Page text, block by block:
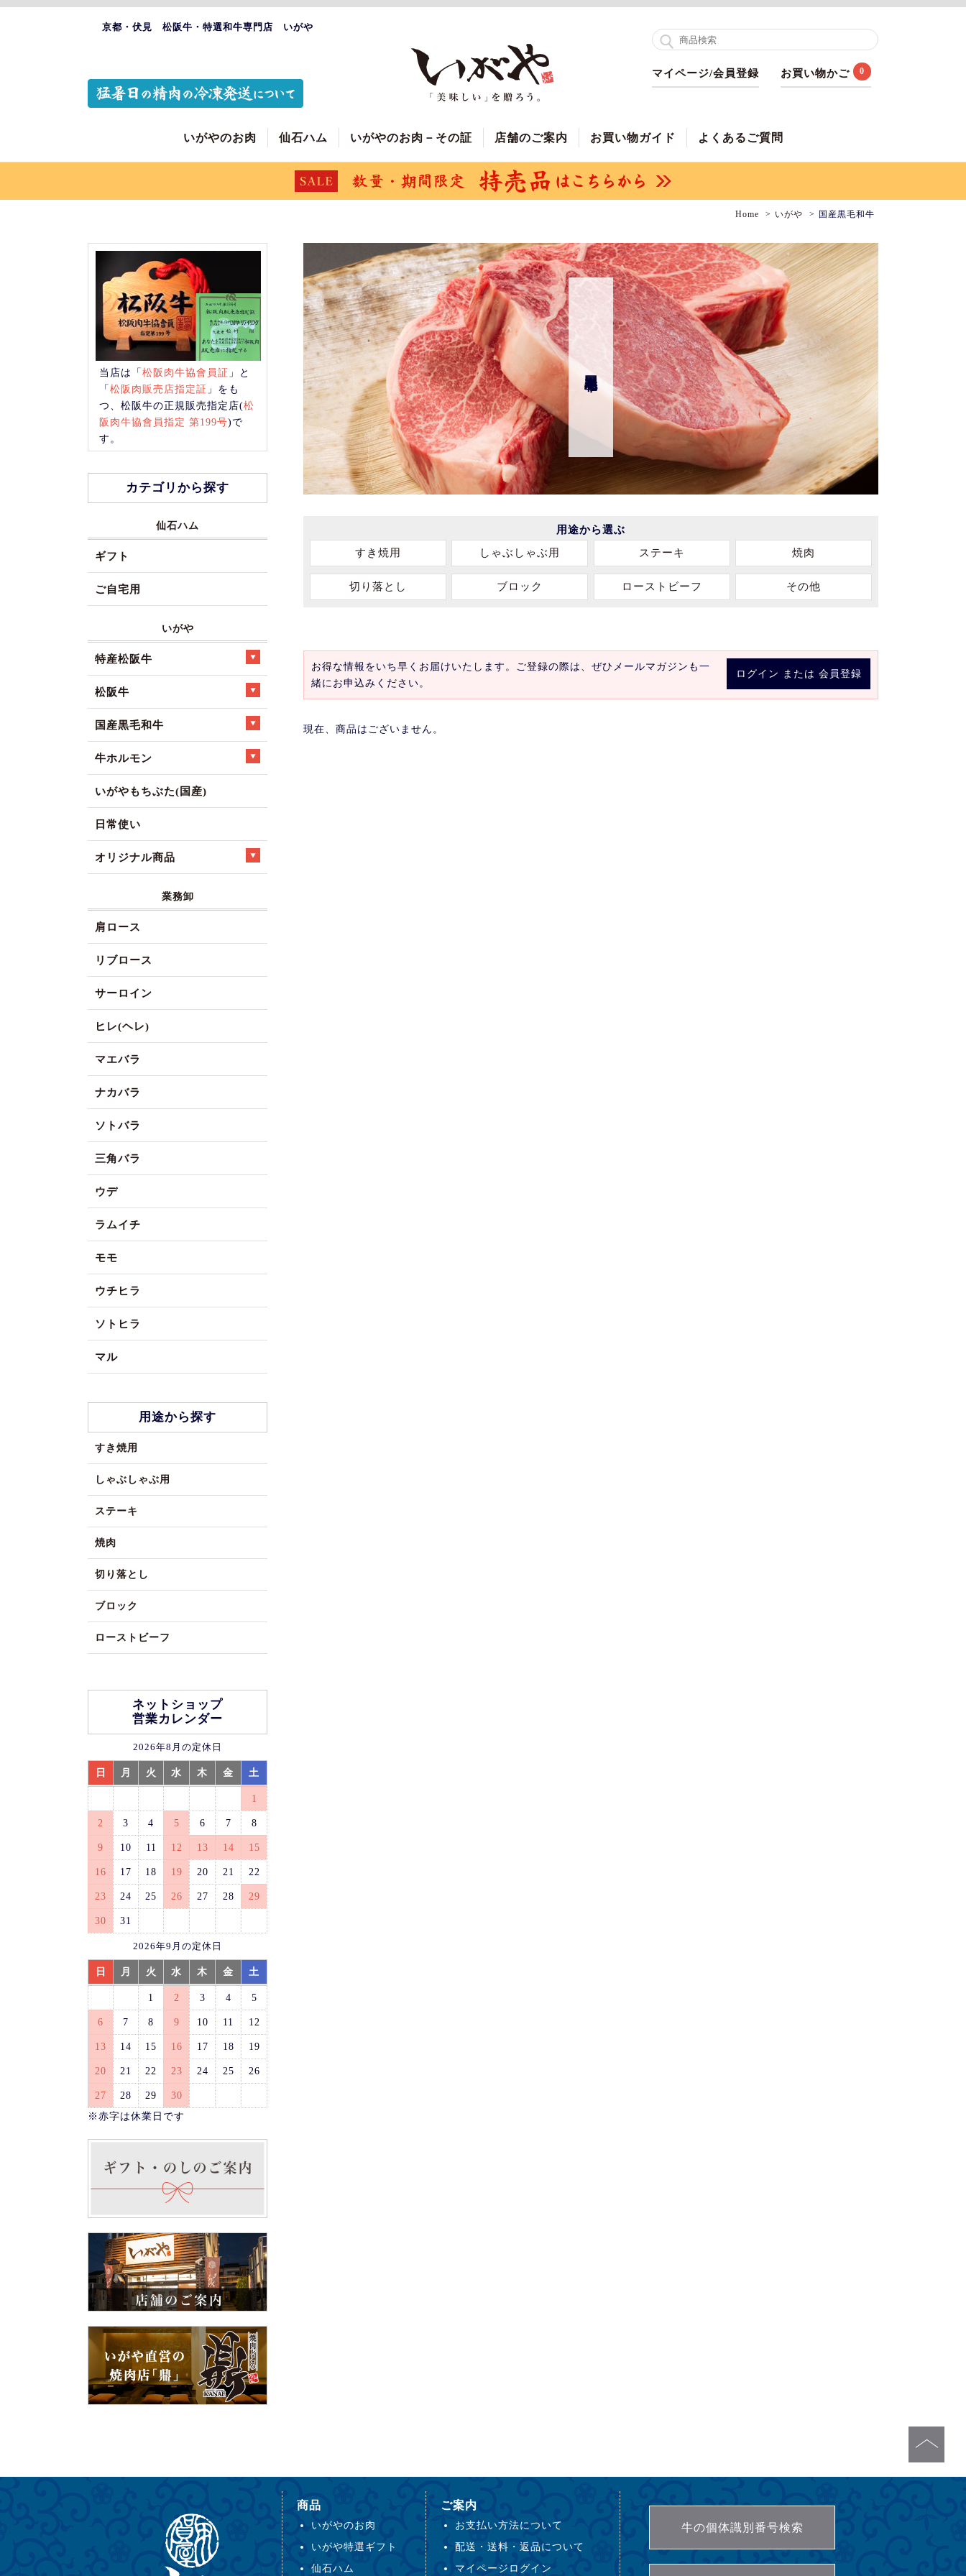
京都・伏見 松阪牛・特選和牛専門店 いがや
マイページ/会員登録 お買い物かご 0
いがやのお肉 仙石ハム いがやのお肉－その証 店舗のご案内 お買い物ガイド よくあるご質問
Home いがや 国産黒毛和牛
用途から選ぶ
すき焼用
しゃぶしゃぶ用 ステーキ 焼肉
切り落とし ブロック ローストビーフ その他
ログイン または 会員登録
お得な情報をいち早くお届けいたします。ご登録の際は、ぜひメールマガジンも一
緒にお申込みください。
現在、商品はございません。
当店は「松阪肉牛協會員証 」と
「松阪肉販売店指定証 」をも
つ、松阪牛の正規販売指定店(松
阪肉牛協會員指定 第199号)で
す。
カテゴリから探す
仙石ハム
ギフト
ご自宅用
いがや
特産松阪牛
松阪牛
国産黒毛和牛
牛ホルモン
いがやもちぶた(国産)
日常使い
オリジナル商品
業務卸
肩ロース
リブロース
サーロイン
ヒレ(ヘレ)
マエバラ
ナカバラ
ソトバラ
三角バラ
ウデ
ラムイチ
モモ
ウチヒラ
ソトヒラ
マル
用途から探す
すき焼用
しゃぶしゃぶ用
ステーキ
焼肉
切り落とし
ブロック
ローストビーフ
ネットショップ
営業カレンダー
2026年8月の定休日
日 月 火 水 木 金 土
1
2 3 4 5 6 7 8
9 10 11 12 13 14 15
16 17 18 19 20 21 22
23 24 25 26 27 28 29
30 31
2026年9月の定休日
日 月 火 水 木 金 土
1 2 3 4 5
6 7 8 9 10 11 12
13 14 15 16 17 18 19
20 21 22 23 24 25 26
27 28 29
30
※赤字は休業日です
商品
いがやのお肉
いがや特選ギフト
仙石ハム
ご案内
お支払い方法について
配送・送料・返品について
マイページログイン
牛の個体識別番号検索